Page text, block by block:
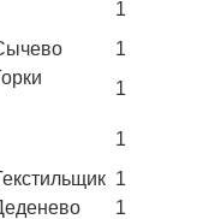
1
1
1
1
1
1